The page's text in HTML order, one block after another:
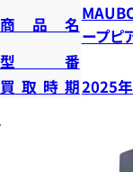
商品名
ープピ
型番
買取時期2025